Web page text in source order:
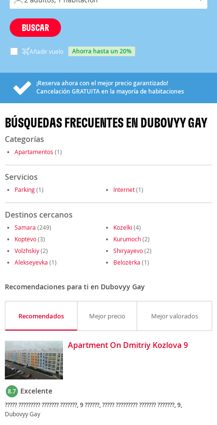
BUSCAR
Añadir vuelo ahorra hasta un 20%
¡Reserva ahora con el mejor precio garantizado!
Cancelación GRATUITAen la mayoría de habitaciones
BÚSQUEDAS FRECUENTES EN DUBOVYY GAY
Categorías
Apartamentos (1)
Servicios
Parking(1) Internet(1)
Destinos cercanos
Samara (249) Kozelki (4)
Koptëvo(3) Kurumoch(2)
Volzhskiy(2) Shiryayevo(2)
Alekseyevka (1) Belozërka (1)
Recomendaciones para ti en Dubovyy Gay
Recomendados Mejor precio Mejor valorados
Apartment On Dmitriy Kozlova 9
8.7 Excelente
????? ????????? ??????? ???????, 9 ??????, ????? ????????? ??????? ???????, 9,
Dubovyy Gay